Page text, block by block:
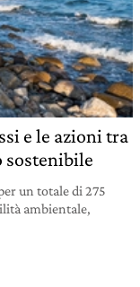
e le azioni tra
un totale di 275
ambientale,